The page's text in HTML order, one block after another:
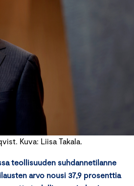
Kuva: Liisa Takala.
teollisuuden suhdannetilanne
arvo nousi 37,9 prosenttia